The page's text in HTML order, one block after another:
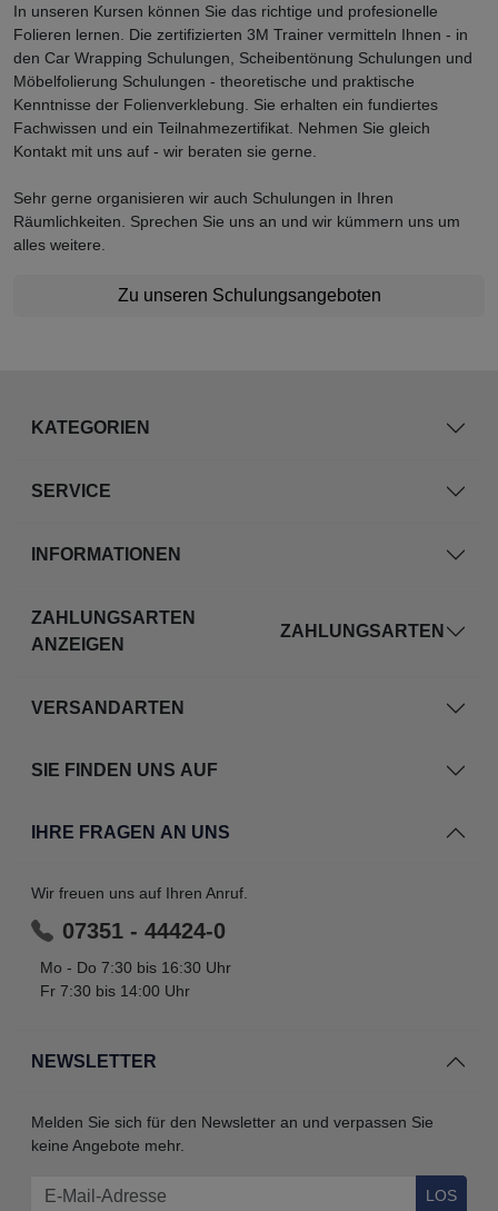
In unseren Kursen können Sie das richtige und profesionelle
Folieren lernen. Die zertifizierten 3M Trainer vermitteln Ihnen - in
den Car Wrapping Schulungen, Scheibentönung Schulungen und
Möbelfolierung Schulungen - theoretische und praktische
Kenntnisse der Folienverklebung. Sie erhalten ein fundiertes
Fachwissen und ein Teilnahmezertifikat. Nehmen Sie gleich
Kontakt mit uns auf - wir beraten sie gerne.
Sehr gerne organisieren wir auch Schulungen in Ihren
Räumlichkeiten. Sprechen Sie uns an und wir kümmern uns um
alles weitere.
Zu unseren Schulungsangeboten
KATEGORIEN
SERVICE
INFORMATIONEN
NEWSLETTER
Melden Sie sich für den Newsletter an und verpassen Sie
keine Angebote mehr.
LOS
ZAHLUNGSARTEN
ANZEIGEN
ZAHLUNGSARTEN
VERSANDARTEN
SIE FINDEN UNS AUF
IHRE FRAGEN AN UNS
Wir freuen uns auf Ihren Anruf.
07351 - 44424-0
Mo - Do 7:30 bis 16:30 Uhr
Fr 7:30 bis 14:00 Uhr